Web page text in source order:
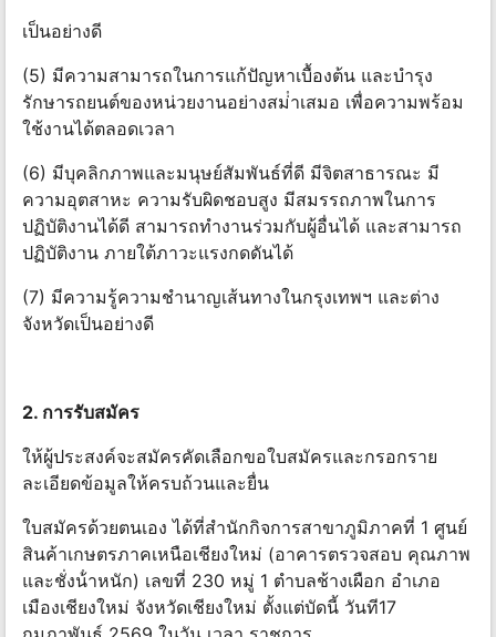
เป็นอย่างดี
(5) มีความสามารถในการแก้ปัญหาเบื้องต้น และบํารุง
รักษารถยนต์ของหน่วยงานอย่างสม่ําเสมอ เพื่อความพร้อม
ใช้งานได้ตลอดเวลา
(6) มีบุคลิกภาพและมนุษย์สัมพันธ์ที่ดี มีจิตสาธารณะ มี
ความอุตสาหะ ความรับผิดชอบสูง มีสมรรถภาพในการ
ปฏิบัติงานได้ดี สามารถทํางานร่วมกับผู้อื่นได้ และสามารถ
ปฏิบัติงาน ภายใต้ภาวะแรงกดดันได้
(7) มีความรู้ความชํานาญเส้นทางในกรุงเทพฯ และต่าง
จังหวัดเป็นอย่างดี
2. การรับสมัคร
ให้ผู้ประสงค์จะสมัครคัดเลือกขอใบสมัครและกรอกราย
ละเอียดข้อมูลให้ครบถ้วนและยื่น
ใบสมัครด้วยตนเอง ได้ที่สํานักกิจการสาขาภูมิภาคที่ 1 ศูนย์
สินค้าเกษตรภาคเหนือเชียงใหม่ (อาคารตรวจสอบ คุณภาพ
และชั่งน้ําหนัก) เลขที่ 230 หมู่ 1 ตําบลช้างเผือก อําเภอ
เมืองเชียงใหม่ จังหวัดเชียงใหม่ ตั้งแต่บัดนี้ วันที17